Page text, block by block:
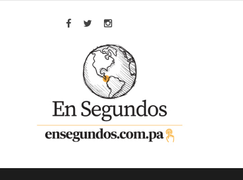
Facebook
TwitterInstagram